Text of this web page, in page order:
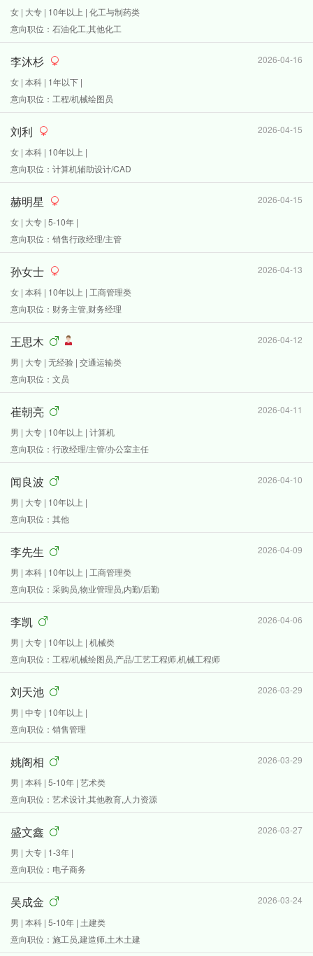
女 | 大专 | 10年以上 | 化工与制药类
意向职位：石油化工,其他化工
李沐杉
2026-04-16
女 | 本科 | 1年以下 |
意向职位：工程/机械绘图员
刘利
2026-04-15
女 | 本科 | 10年以上 |
意向职位：计算机辅助设计/CAD
赫明星
2026-04-15
女 | 大专 | 5-10年 |
意向职位：销售行政经理/主管
孙女士
2026-04-13
女 | 本科 | 10年以上 | 工商管理类
意向职位：财务主管,财务经理
王思木
2026-04-12
男 | 大专 | 无经验 | 交通运输类
意向职位：文员
崔朝亮
2026-04-11
男 | 大专 | 10年以上 | 计算机
意向职位：行政经理/主管/办公室主任
闻良波
2026-04-10
男 | 大专 | 10年以上 |
意向职位：其他
李先生
2026-04-09
男 | 本科 | 10年以上 | 工商管理类
意向职位：采购员,物业管理员,内勤/后勤
李凯
2026-04-06
男 | 大专 | 10年以上 | 机械类
意向职位：工程/机械绘图员,产品/工艺工程师,机械工程师
刘天池
2026-03-29
男 | 中专 | 10年以上 |
意向职位：销售管理
姚阁相
2026-03-29
男 | 本科 | 5-10年 | 艺术类
意向职位：艺术设计,其他教育,人力资源
盛文鑫
2026-03-27
男 | 大专 | 1-3年 |
意向职位：电子商务
吴成金
2026-03-24
男 | 本科 | 5-10年 | 土建类
意向职位：施工员,建造师,土木土建